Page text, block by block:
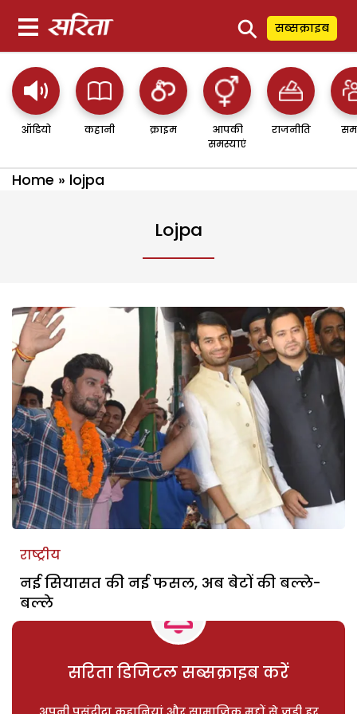
⚲ सब्सक्राइब
ऑडियो कहानी क्राइम
आपकी
समस्याएं
राजनीति
Home » lojpa
Lojpa
राष्ट्रीय
नई सियासत की नई फसल, अब बेटों की बल्ले-
बल्ले
सरिता डिजिटल सब्सक्राइब करें